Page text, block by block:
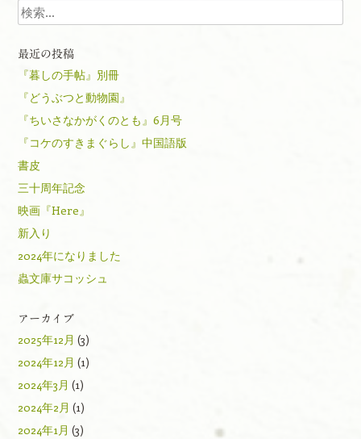
検索
最近の投稿
『暮しの手帖』別冊
『どうぶつと動物園』
『ちいさなかがくのとも』6月号
『コケのすきまぐらし』中国語版
書皮
三十周年記念
映画『Here』
新入り
2024年になりました
蟲文庫サコッシュ
アーカイブ
2025年12月 (3)
2024年12月 (1)
2024年3月 (1)
2024年2月 (1)
2024年1月 (3)